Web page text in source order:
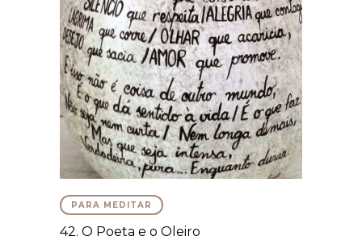
PARA MEDITAR
42. O Poeta e o Oleiro